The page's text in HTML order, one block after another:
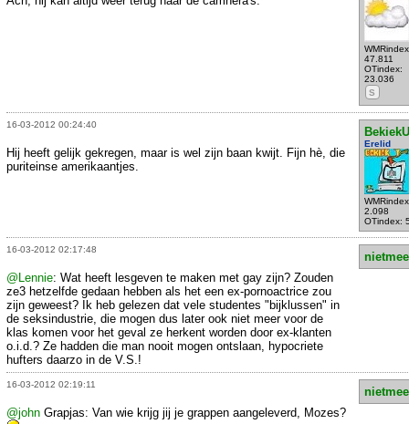
47.811
OTindex:
23.036
S
16-03-2012 00:24:40
Erelid
2.098
OTindex:
Hij heeft gelijk gekregen, maar is wel zijn baan kwijt. Fijn hè, die
puriteinse amerikaantjes.
16-03-2012 02:17:48
@Lennie: Wat heeft lesgeven te maken met gay zijn? Zouden
ze3 hetzelfde gedaan hebben als het een ex-pornoactrice zou
zijn geweest? Ik heb gelezen dat vele studentes "bijklussen" in
de seksindustrie, die mogen dus later ook niet meer voor de
klas komen voor het geval ze herkent worden door ex-klanten
o.i.d.? Ze hadden die man nooit mogen ontslaan, hypocriete
hufters daarzo in de V.S.!
16-03-2012 02:19:11
@john Grapjas: Van wie krijg jij je grappen aangeleverd, Mozes?